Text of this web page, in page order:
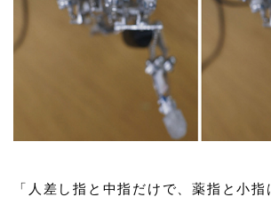
「人差し指と中指だけで、薬指と小